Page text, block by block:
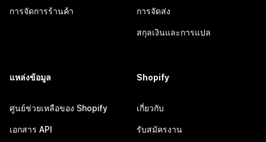
การจัดการร้านค้า การจัดส่ง
สกุลเงินและการแปล
แหล่งข้อมูล
ศูนย์ช่วยเหลือของ Shopify
เอกสาร API
Shopify
เกี่ยวกับ
รับสมัครงาน